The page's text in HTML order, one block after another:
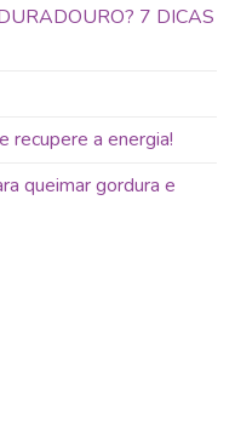
7 DICAS
recupere a energia!
queimar gordura e